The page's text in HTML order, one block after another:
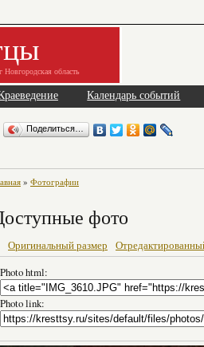
область
Календарь событий
Поделиться…
» Фотографии
фото
Оригинальный размер
Photo html:
Photo link: